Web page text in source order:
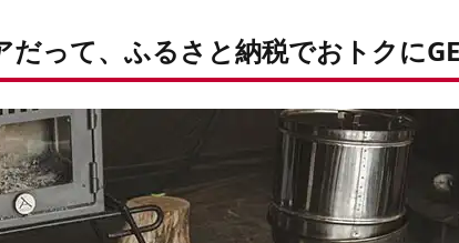
って、ふるさと納税でおトクに